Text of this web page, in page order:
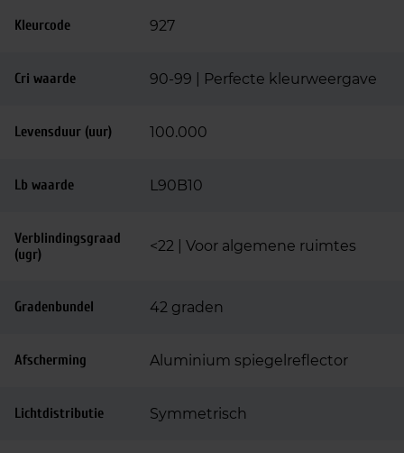
Kleurcode 927
Cri waarde 90-99 | Perfecte kleurweergave
Levensduur (uur) 100.000
Lb waarde L90B10
Verblindingsgraad
(ugr)
<22 | Voor algemene ruimtes
Gradenbundel 42 graden
Afscherming Aluminium spiegelreflector
Lichtdistributie Symmetrisch